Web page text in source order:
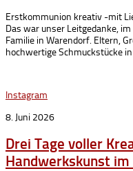
Erstkommunion kreativ -mit
Das war unser Leitgedanke,
Familie in Warendorf. Eltern,
hochwertige Schmuckstücke
Instagram
8. Juni 2026
Drei Tage voller
Handwerkskunst